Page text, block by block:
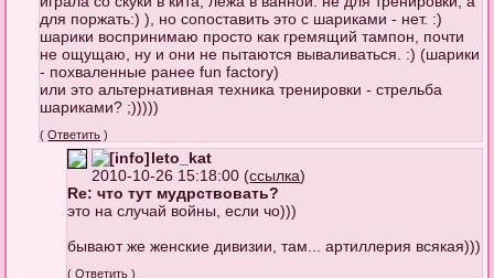
для поржать:) ), но сопоставить это с шариками - нет. :)
шарики воспринимаю просто как гремящий тампон, почти
не ощущаю, ну и они не пытаются вываливаться. :) (шарики
- похваленные ранее fun factory)
или это альтернативная техника тренировки - стрельба
шариками? ;)))))
(Ответить )
leto_kat
2010-10-26 15:18:00 (ссылка)
Re: что тут мудрствовать?
это на случай войны, если чо)))
бывают же женские дивизии, там... артиллерия всякая)))
(Ответить )